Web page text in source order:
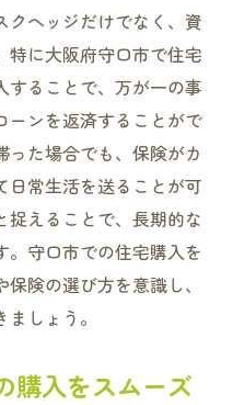
クヘッジだけでなく、資
特に大阪府守口市で住宅
することで、万が一の事
ーンを返済することがで
った場合でも、保険がカ
日常生活を送ることが可
えることで、長期的な
。守口市での住宅購入を
険の選び方を意識し、
しょう。
購入をスムーズ